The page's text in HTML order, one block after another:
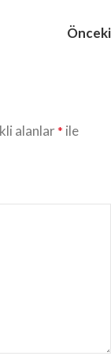
Önceki
alanlar* ile